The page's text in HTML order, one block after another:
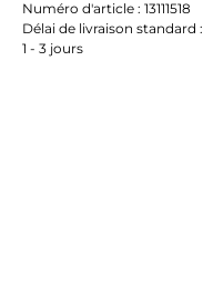
Numéro d'article : 13111518
Délai de livraison standard :
1 - 3 jours